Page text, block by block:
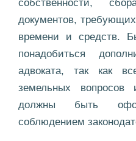
собственности,
документов,
времени и средств.
понадобиться
адвоката, так как
земельных
должны быть
соблюдением